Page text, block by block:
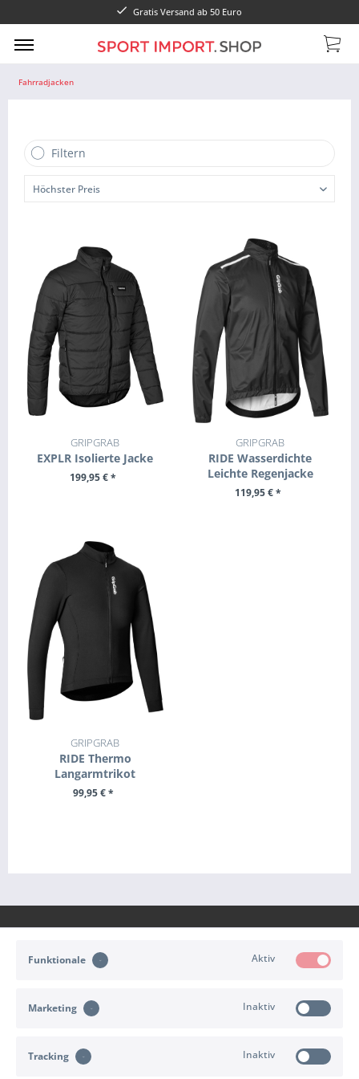
Gratis Versand ab 50 Euro
Fahrradjacken
Filtern
GRIPGRAB
EXPLR Isolierte Jacke
199,95 € *
GRIPGRAB
RIDE Wasserdichte
Leichte Regenjacke
119,95 € *
GRIPGRAB
RIDE Thermo
Langarmtrikot
99,95 € *
INFORMATIONEN
Funktionale Aktiv
Marketing Inaktiv
Tracking Inaktiv